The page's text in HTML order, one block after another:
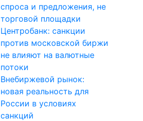
спроса и предложения, не
торговой площадки
Центробанк: санкции
против московской биржи
не влияют на валютные
потоки
Внебиржевой рынок:
новая реальность для
России в условиях
санкций